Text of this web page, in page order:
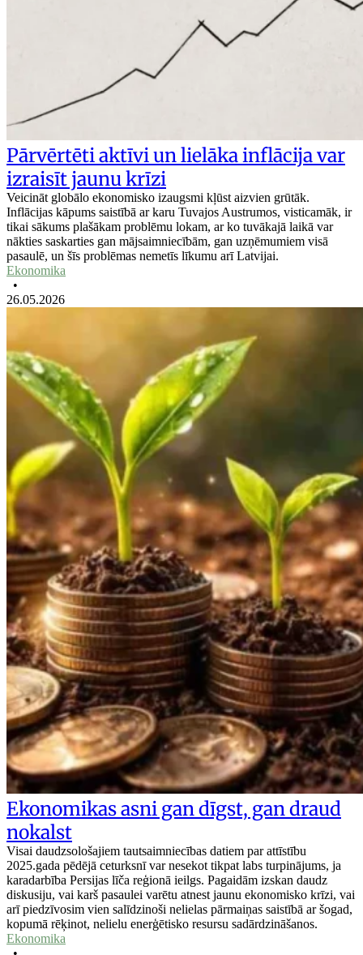
Pārvērtēti aktīvi un lielāka inflācija var
izraisīt jaunu krīzi
Veicināt globālo ekonomisko izaugsmi kļūst aizvien grūtāk.
Inflācijas kāpums saistībā ar karu Tuvajos Austrumos, visticamāk, ir
tikai sākums plašākam problēmu lokam, ar ko tuvākajā laikā var
nākties saskarties gan mājsaimniecībām, gan uzņēmumiem visā
pasaulē, un šīs problēmas nemetīs līkumu arī Latvijai.
Ekonomika
•
26.05.2026
Ekonomikas asni gan dīgst, gan draud
nokalst
Visai daudzsološajiem tautsaimniecības datiem par attīstību
2025.gada pēdējā ceturksnī var nesekot tikpat labs turpinājums, ja
karadarbība Persijas līča reģionā ieilgs. Pagaidām izskan daudz
diskusiju, vai karš pasaulei varētu atnest jaunu ekonomisko krīzi, vai
arī piedzīvosim vien salīdzinoši nelielas pārmaiņas saistībā ar šogad,
kopumā rēķinot, nelielu enerģētisko resursu sadārdzināšanos.
Ekonomika